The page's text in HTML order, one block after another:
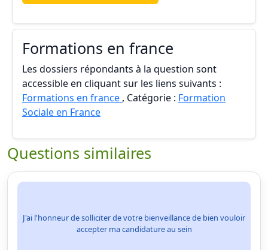
Formations en france
Les dossiers répondants à la question sont
accessible en cliquant sur les liens suivants :
Formations en france , Catégorie : Formation
Sociale en France
Questions similaires
J'ai l'honneur de solliciter de votre bienveillance de bien vouloir
accepter ma candidature au sein